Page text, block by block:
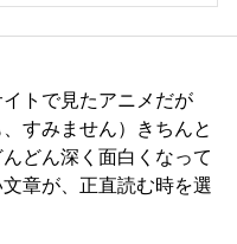
トで見たアニメだが
すみません）きちんと
どん深く面白くなって
章が、正直読む時を選